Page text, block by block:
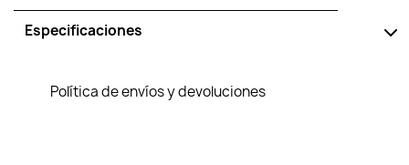
Especificaciones
Política de envíos y devoluciones